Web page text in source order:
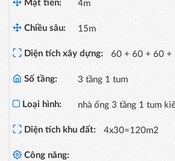
Mặt tiền: 4m
Chiều sâu: 15m
Diện tích xây dựng: 60 + 60 + 60 +
Số tầng: 3 tầng 1 tum
Loại hình: nhà ống 3 tầng 1 tum
Diện tích khu đất: 4x30=120m2
Công năng: